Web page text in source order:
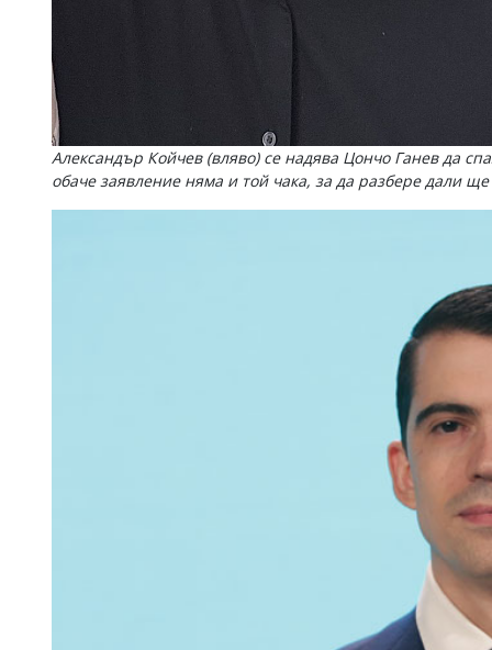
Александър Койчев (вляво) се надява Цончо Ганев да
обаче заявление няма и той чака, за да разбере дали